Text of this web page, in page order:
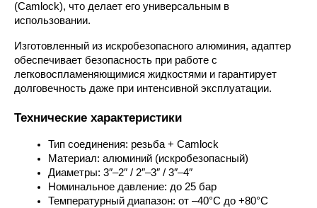
(Camlock), что делает его универсальным в
использовании.
Изготовленный из искробезопасного алюминия, адаптер
обеспечивает безопасность при работе с
легковоспламеняющимися жидкостями и гарантирует
долговечность даже при интенсивной эксплуатации.
Технические характеристики
Тип соединения: резьба + Camlock
Материал: алюминий (искробезопасный)
Диаметры: 3″–2″ / 2″–3″ / 3″–4″
Номинальное давление: до 25 бар
Температурный диапазон: от –40°C до +80°C